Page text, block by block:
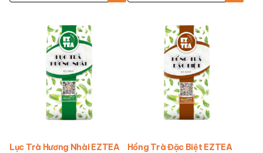
Lục Trà Hương Nhài EZTEA
Hồng Trà Đặc Biệt EZTEA